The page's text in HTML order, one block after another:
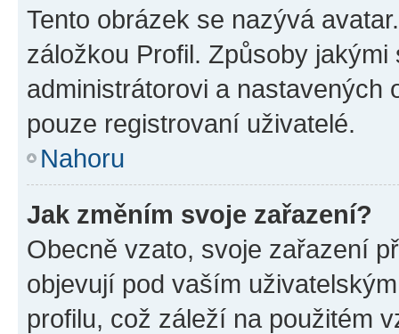
Tento obrázek se nazývá
záložkou Profil. Způsoby
administrátorovi a nastavených
pouze registrovaní uživatelé.
Nahoru
Jak změním svoje zařazení?
Obecně vzato, svoje zařazení
objevují pod vaším
profilu, což záleží na použitém